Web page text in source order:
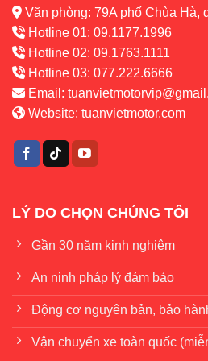
Văn phòng: 79A phố Chùa Hà,
Hotline 01: 09.1177.1996
Hotline 02: 09.1763.1111
Hotline 03: 077.222.6666
Email:
Website: tuanvietmotor.com
LÝ DO CHỌN CHÚNG TÔI
Gần 30 năm kinh nghiệm
An ninh pháp lý đảm bảo
Động cơ nguyên bản, bảo
Vận chuyển xe toàn quốc